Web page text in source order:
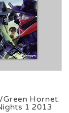
Green Hornet:
1 2013